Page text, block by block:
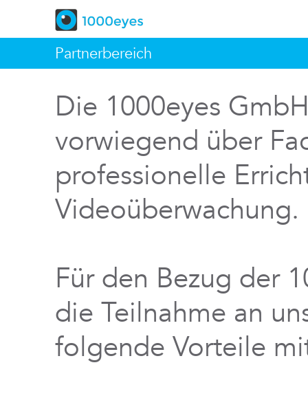
Partnerbereich
Die 1000eyes
vorwiegend über
professionelle
Videoüberwachung.
Für den Bezug der
die Teilnahme an
folgende Vorteile